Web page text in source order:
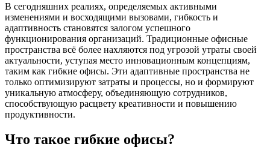
В сегодняшних реалиях, определяемых активными
изменениями и восходящими вызовами, гибкость и
адаптивность становятся залогом успешного
функционирования организаций. Традиционные офисные
пространства всё более нахляются под угрозой утраты своей
актуальности, уступая место инновационным концепциям,
таким как гибкие офисы. Эти адаптивные пространства не
только оптимизируют затраты и процессы, но и формируют
уникальную атмосферу, объединяющую сотрудников,
способствующую расцвету креативности и повышению
продуктивности.
Что такое гибкие офисы?